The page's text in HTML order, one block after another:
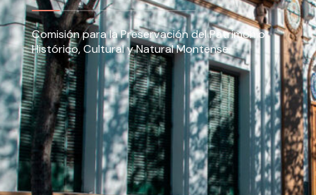
Comisión para la Preservación del Patrimonio
Histórico, Cultural y Natural Montense.